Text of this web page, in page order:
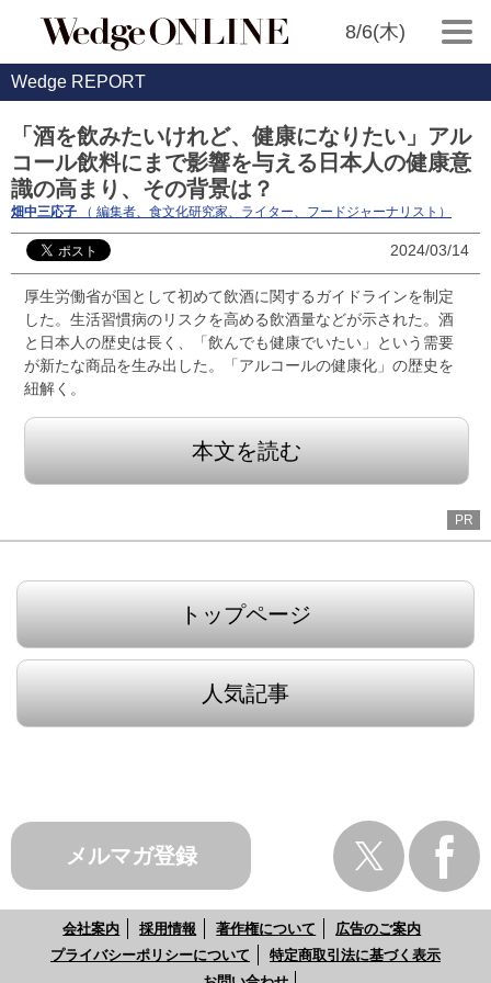
8/6(木)
Wedge REPORT
「酒を飲みたいけれど、健康になりたい」アル
コール飲料にまで影響を与える日本人の健康意
識の高まり、その背景は？
畑中三応子 （ 編集者、食文化研究家、ライター、フードジャーナリスト）
2024/03/14
厚生労働省が国として初めて飲酒に関するガイドラインを制定
した。生活習慣病のリスクを高める飲酒量などが示された。酒
と日本人の歴史は長く、「飲んでも健康でいたい」という需要
が新たな商品を生み出した。「アルコールの健康化」の歴史を
紐解く。
本文を読む
PR
トップページ
人気記事
メルマガ登録
会社案内 採用情報 著作権について
広告のご案内
プライバシーポリシーについて
特定商取引法に基づく表示